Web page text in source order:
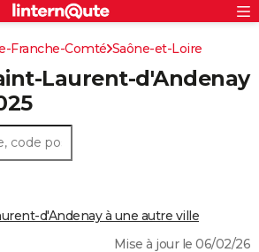
Rechercher
S'inscrire
Connexion
Franche-Comté Saône-et-Loire
Laurent-d'Andenay
d'Andenay à une autre ville
Mise à jour le 06/02/26